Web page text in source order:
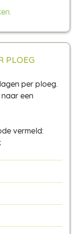
PLOEG
per ploeg.
een
vermeld: